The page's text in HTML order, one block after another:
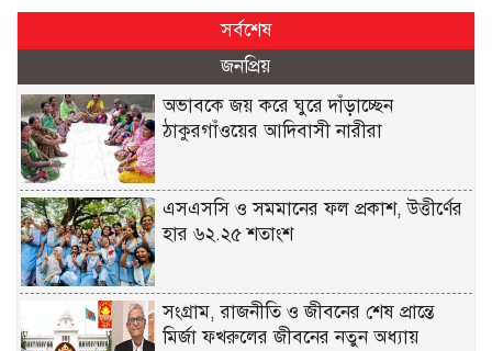
সর্বশেষ
জনপ্রিয়
অভাবকে জয় করে ঘুরে দাঁড়াচ্ছেন
ঠাকুরগাঁওয়ের আদিবাসী নারীরা
এসএসসি ও সমমানের ফল প্রকাশ, উত্তীর্ণের
হার ৬২.২৫ শতাংশ
সংগ্রাম, রাজনীতি ও জীবনের শেষ প্রান্তে
মির্জা ফখরুলের জীবনের নতুন অধ্যায়